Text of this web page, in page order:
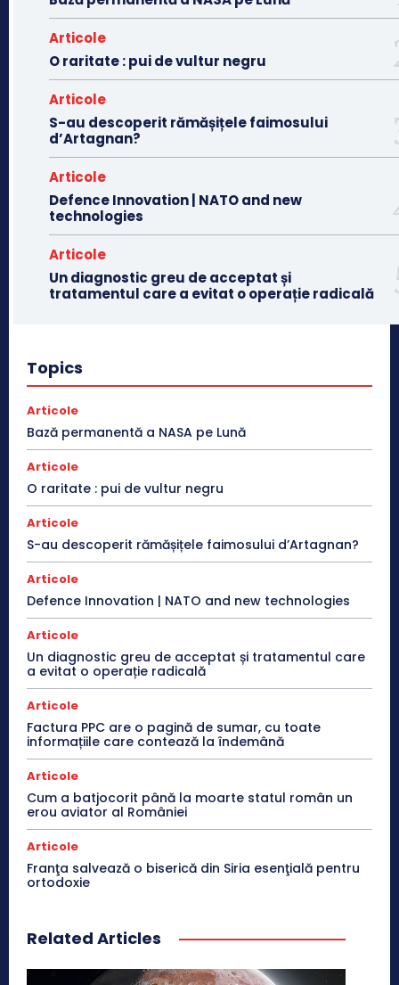
Articole
O raritate : pui de vultur negru
Articole
S-au descoperit rămășițele faimosului
d’Artagnan?
Articole
Defence Innovation | NATO and new
technologies
Articole
Un diagnostic greu de acceptat și
tratamentul care a evitat o operație radicală
Topics
Articole
Bază permanentă a NASA pe Lună
Articole
O raritate : pui de vultur negru
Articole
S-au descoperit rămășițele faimosului d’Artagnan?
Articole
Defence Innovation | NATO and new technologies
Articole
Un diagnostic greu de acceptat și tratamentul care
a evitat o operație radicală
Articole
Factura PPC are o pagină de sumar, cu toate
informațiile care contează la îndemână
Articole
Cum a batjocorit până la moarte statul român un
erou aviator al României
Articole
Franţa salvează o biserică din Siria esenţială pentru
ortodoxie
Related Articles